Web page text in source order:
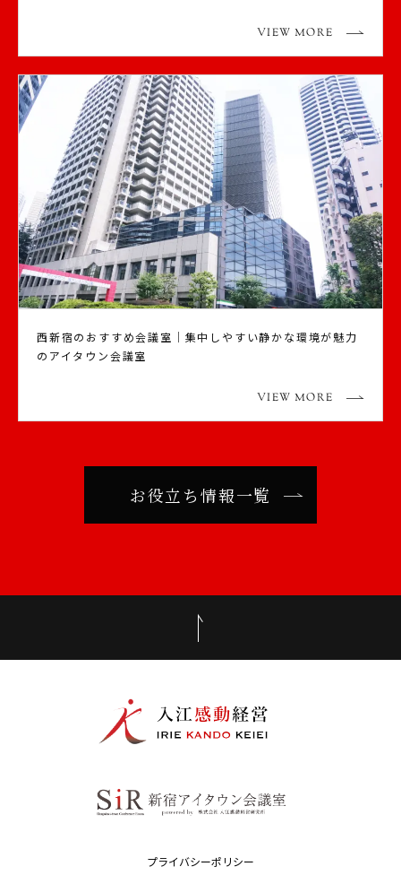
VIEW MORE
西新宿のおすすめ会議室｜集中しやすい静かな環境が魅力
のアイタウン会議室
VIEW MORE
お役立ち情報一覧
プライバシーポリシー